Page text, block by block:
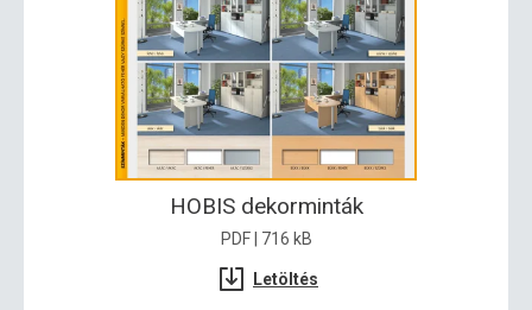
HOBIS dekorminták
PDF | 716 kB
Letöltés